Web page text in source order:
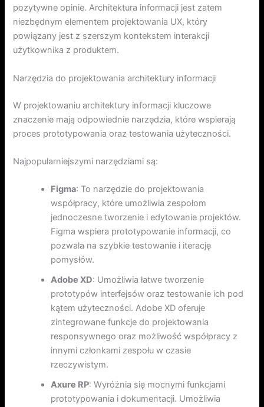
pozytywne opinie. Architektura informacji jest zatem
niezbędnym elementem projektowania UX, który
powiązany jest z szerszym kontekstem interakcji
użytkownika z produktem.
Narzędzia do projektowania architektury informacji
W projektowaniu architektury informacji kluczowe
znaczenie mają odpowiednie narzędzia, które wspierają
proces prototypowania oraz testowania użyteczności.
Najpopularniejszymi narzędziami są:
Figma: To narzędzie do projektowania
współpracy, które umożliwia zespołom
jednoczesne tworzenie i edytowanie projektów.
Figma wspiera prototypowanie informacji, co
pozwala na szybkie testowanie i iterację
pomysłów.
Adobe XD: Umożliwia łatwe tworzenie
prototypów interfejsów oraz testowanie ich pod
kątem użyteczności. Adobe XD oferuje
zintegrowane funkcje do projektowania
responsywnego oraz możliwość współpracy z
innymi członkami zespołu w czasie
rzeczywistym.
Axure RP: Wyróżnia się mocnymi funkcjami
prototypowania i dokumentacji. Umożliwia